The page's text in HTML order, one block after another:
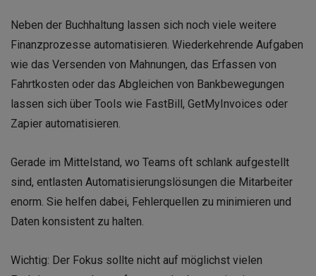
Neben der Buchhaltung lassen sich noch viele weitere
Finanzprozesse automatisieren. Wiederkehrende Aufgaben
wie das Versenden von Mahnungen, das Erfassen von
Fahrtkosten oder das Abgleichen von Bankbewegungen
lassen sich über Tools wie FastBill, GetMyInvoices oder
Zapier automatisieren.
Gerade im Mittelstand, wo Teams oft schlank aufgestellt
sind, entlasten Automatisierungslösungen die Mitarbeiter
enorm. Sie helfen dabei, Fehlerquellen zu minimieren und
Daten konsistent zu halten.
Wichtig: Der Fokus sollte nicht auf möglichst vielen